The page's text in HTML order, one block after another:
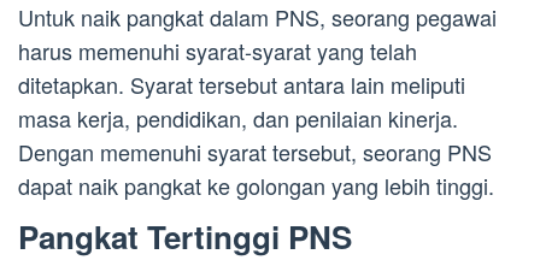
Untuk naik pangkat dalam PNS, seorang pegawai
harus memenuhi syarat-syarat yang telah
ditetapkan. Syarat tersebut antara lain meliputi
masa kerja, pendidikan, dan penilaian kinerja.
Dengan memenuhi syarat tersebut, seorang PNS
dapat naik pangkat ke golongan yang lebih tinggi.
Pangkat Tertinggi PNS